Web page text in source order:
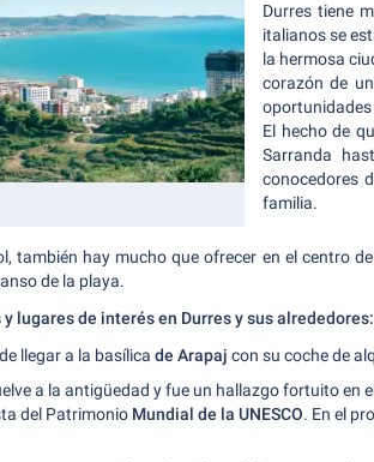
Durres tiene
italianos se
la hermosa
corazón de
El hecho de
Sarranda
conocedores
familia.
también hay mucho que ofrecer en el centro
de la playa.
lugares de interés en Durres y sus alrededores:
llegar a la basílica de Arapaj con su coche de
a la antigüedad y fue un hallazgo fortuito en
del Patrimonio Mundial de la UNESCO. En el